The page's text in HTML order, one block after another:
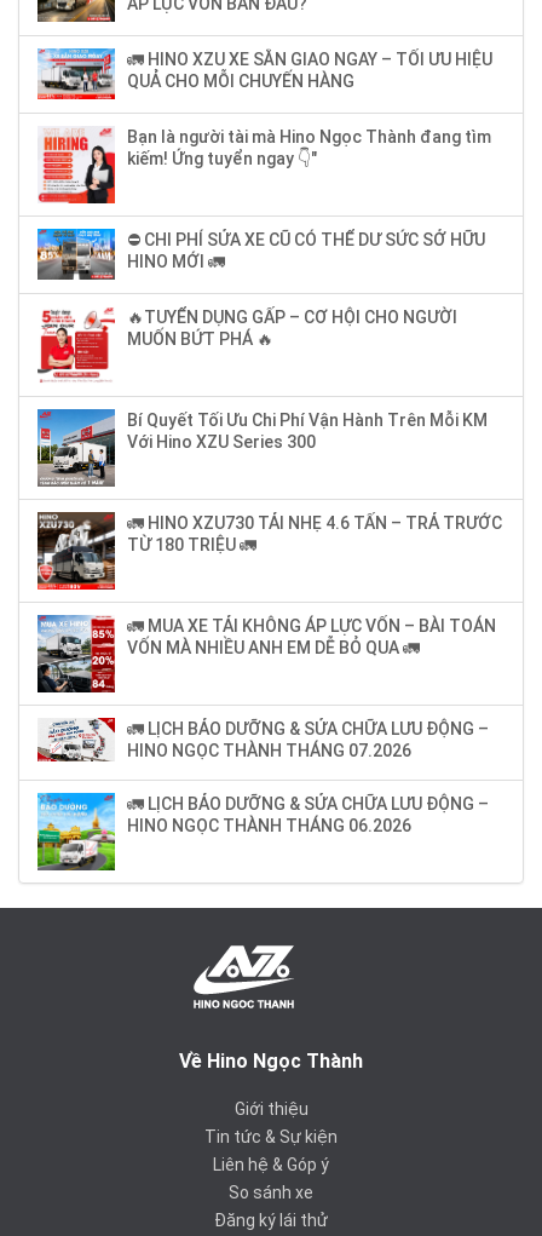
🚛 HINO XZU XE SẴN GIAO NGAY – TỐI ƯU HIỆU
QUẢ CHO MỖI CHUYẾN HÀNG
Bạn là người tài mà Hino Ngọc Thành đang tìm
kiếm! Ứng tuyển ngay 👇"
⛔ CHI PHÍ SỬA XE CŨ CÓ THỂ DƯ SỨC SỞ HỮU
HINO MỚI 🚛
🔥TUYỂN DỤNG GẤP – CƠ HỘI CHO NGƯỜI
MUỐN BỨT PHÁ 🔥
Bí Quyết Tối Ưu Chi Phí Vận Hành Trên Mỗi KM
Với Hino XZU Series 300
🚛 HINO XZU730 TẢI NHẸ 4.6 TẤN – TRẢ TRƯỚC
TỪ 180 TRIỆU 🚛
🚛 MUA XE TẢI KHÔNG ÁP LỰC VỐN – BÀI TOÁN
VỐN MÀ NHIỀU ANH EM DỄ BỎ QUA 🚛
🚛 LỊCH BẢO DƯỠNG & SỬA CHỮA LƯU ĐỘNG –
HINO NGỌC THÀNH THÁNG 07.2026
🚛 LỊCH BẢO DƯỠNG & SỬA CHỮA LƯU ĐỘNG –
HINO NGỌC THÀNH THÁNG 06.2026
Về Hino Ngọc Thành
Giới thiệu
Tin tức & Sự kiện
Liên hệ & Góp ý
So sánh xe
Đăng ký lái thử